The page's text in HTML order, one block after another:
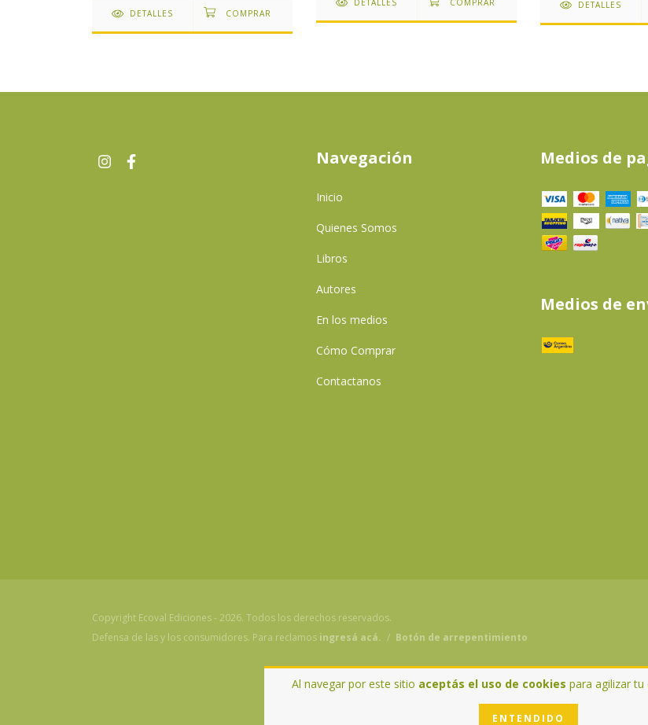
Al navegar por este sitio aceptás el uso de cookies para agilizar tu
ENTENDIDO
DETALLES
DETALLES DETALLES
Navegación
Inicio
Quienes Somos
Libros
Autores
En los medios
Cómo Comprar
Contactanos
Medios de
Medios de
Copyright Ecoval Ediciones - 2026. Todos los derechos reservados.
Defensa de las y los consumidores. Para reclamos ingresá acá. / Botón de arrepentimiento